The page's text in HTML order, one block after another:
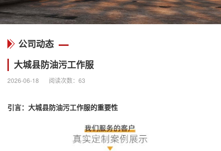
公司动态
大城县防油污工作服
2026-06-18 阅读次数： 63
引言：大城县防油污工作服的重要性